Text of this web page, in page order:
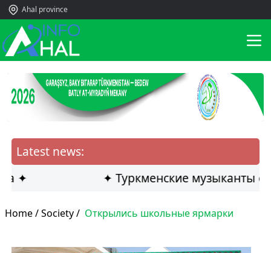
Ahal province
Latest news:
✦ Туркменские музыканты
Home /Society/ Открылись школьные ярмарки